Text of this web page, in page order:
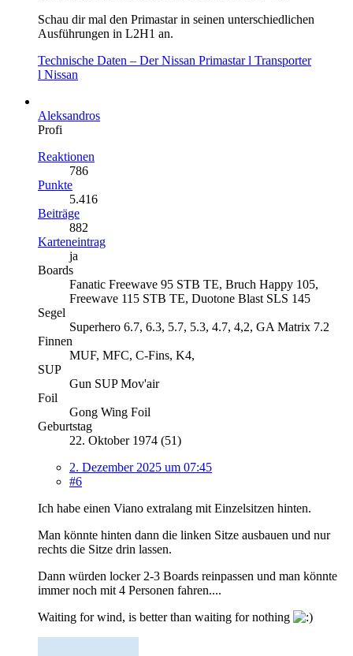
Schau dir mal den Primastar in seinen unterschiedlichen
Ausführungen in L2H1 an.
Technische Daten – Der Nissan Primastar l Transporter
l Nissan
Aleksandros
Profi
Reaktionen
786
Punkte
5.416
Beiträge
882
Karteneintrag
ja
Boards
Fanatic Freewave 95 STB TE, Bruch Happy 105,
Freewave 115 STB TE, Duotone Blast SLS 145
Segel
Superhero 6.7, 6.3, 5.7, 5.3, 4.7, 4,2, GA Matrix 7.2
Finnen
MUF, MFC, C-Fins, K4,
SUP
Gun SUP Mov'air
Foil
Gong Wing Foil
Geburtstag
22. Oktober 1974 (51)
2. Dezember 2025 um 07:45
#6
Ich habe einen Viano extralang mit Einzelsitzen hinten.
Man könnte hinten dann die linken Sitze ausbauen und nur
rechts die Sitze drin lassen.
Dann würden locker 2-3 Boards reinpassen und man könnte
immer noch mit 4 Personen fahren....
Waiting for wind, is better than waiting for nothing